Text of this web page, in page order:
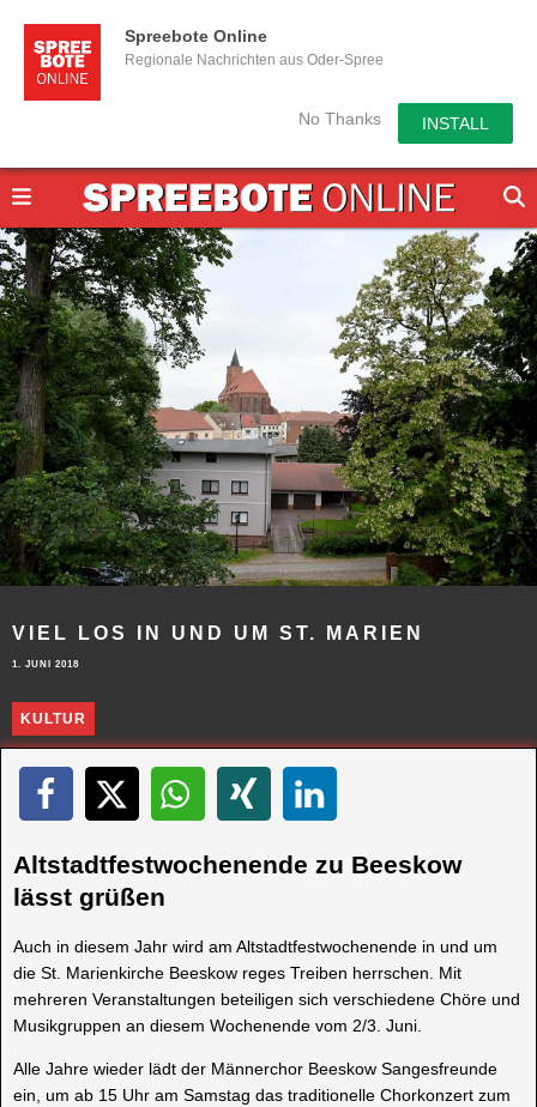
Spreebote Online
Regionale Nachrichten aus Oder-Spree
No Thanks INSTALL
VIEL LOS IN UND UM ST. MARIEN
1. JUNI 2018
KULTUR
Altstadtfestwochenende zu Beeskow
lässt grüßen
Auch in diesem Jahr wird am Altstadtfestwochenende in und um
die St. Marienkirche Beeskow reges Treiben herrschen. Mit
mehreren Veranstaltungen beteiligen sich verschiedene Chöre und
Musikgruppen an diesem Wochenende vom 2/3. Juni.
Alle Jahre wieder lädt der Männerchor Beeskow Sangesfreunde
ein, um ab 15 Uhr am Samstag das traditionelle Chorkonzert zum